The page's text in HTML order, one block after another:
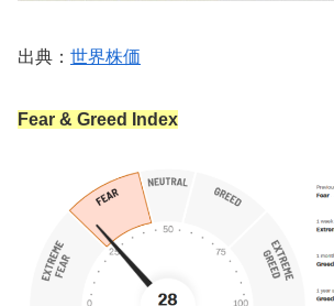
出典： 世界株価
Fear & Greed Index